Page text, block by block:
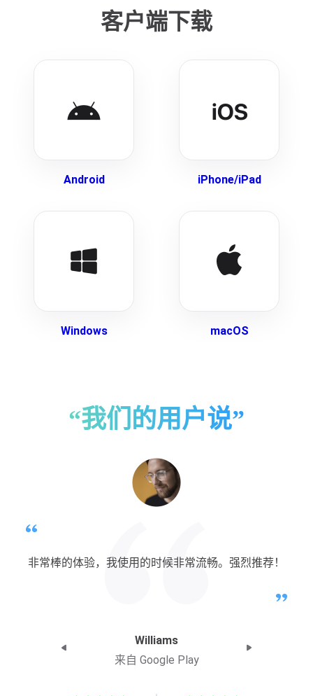
客户端下载
Android iPhone/iPad
Windows macOS
“我们的用户说”
非常棒的体验，我使用的时候非常流畅。强烈推荐！
Williams
来自 Google Play